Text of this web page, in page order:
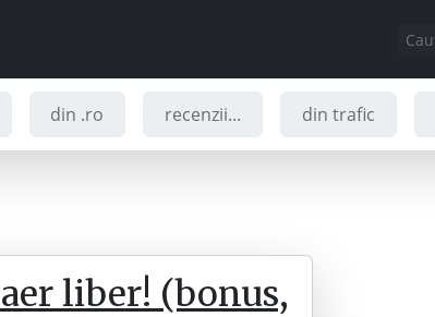
din .ro recenzii... din trafic
liber! (bonus,